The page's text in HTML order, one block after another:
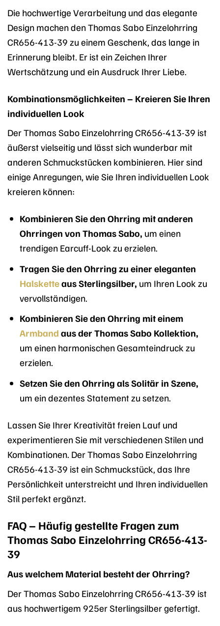
Die hochwertige Verarbeitung und das elegante
Design machen den Thomas Sabo Einzelohrring
CR656-413-39 zu einem Geschenk, das lange in
Erinnerung bleibt. Er ist ein Zeichen Ihrer
Wertschätzung und ein Ausdruck Ihrer Liebe.
Kombinationsmöglichkeiten – Kreieren Sie Ihren
individuellen Look
Der Thomas Sabo Einzelohrring CR656-413-39 ist
äußerst vielseitig und lässt sich wunderbar mit
anderen Schmuckstücken kombinieren. Hier sind
einige Anregungen, wie Sie Ihren individuellen Look
kreieren können:
Kombinieren Sie den Ohrring mit anderen
Ohrringen von Thomas Sabo, um einen
trendigen Earcuff-Look zu erzielen.
Tragen Sie den Ohrring zu einer eleganten
Halsketteaus Sterlingsilber, um Ihren Look zu
vervollständigen.
Kombinieren Sie den Ohrring mit einem
Armband aus der Thomas Sabo Kollektion,
um einen harmonischen Gesamteindruck zu
erzielen.
Setzen Sie den Ohrring als Solitär in Szene,
um ein dezentes Statement zu setzen.
Lassen Sie Ihrer Kreativität freien Lauf und
experimentieren Sie mit verschiedenen Stilen und
Kombinationen. Der Thomas Sabo Einzelohrring
CR656-413-39 ist ein Schmuckstück, das Ihre
Persönlichkeit unterstreicht und Ihren individuellen
Stil perfekt ergänzt.
FAQ – Häufig gestellte Fragen zum
Thomas Sabo Einzelohrring CR656-413-
39
Aus welchem Material besteht der Ohrring?
Der Thomas Sabo Einzelohrring CR656-413-39 ist
aus hochwertigem 925er Sterlingsilber gefertigt.